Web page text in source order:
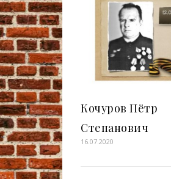
Кочуров Пётр
Степанович
16.07.2020